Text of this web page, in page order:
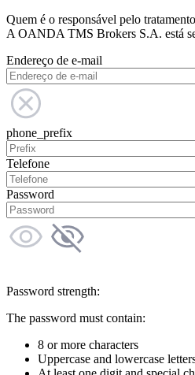
Quem é o responsável pelo
A OANDA TMS Brokers S.A. está
Endereço de e-mail
phone_prefix
Telefone
Password
Password strength:
The password must contain:
8 or more characters
Uppercase and lowercase